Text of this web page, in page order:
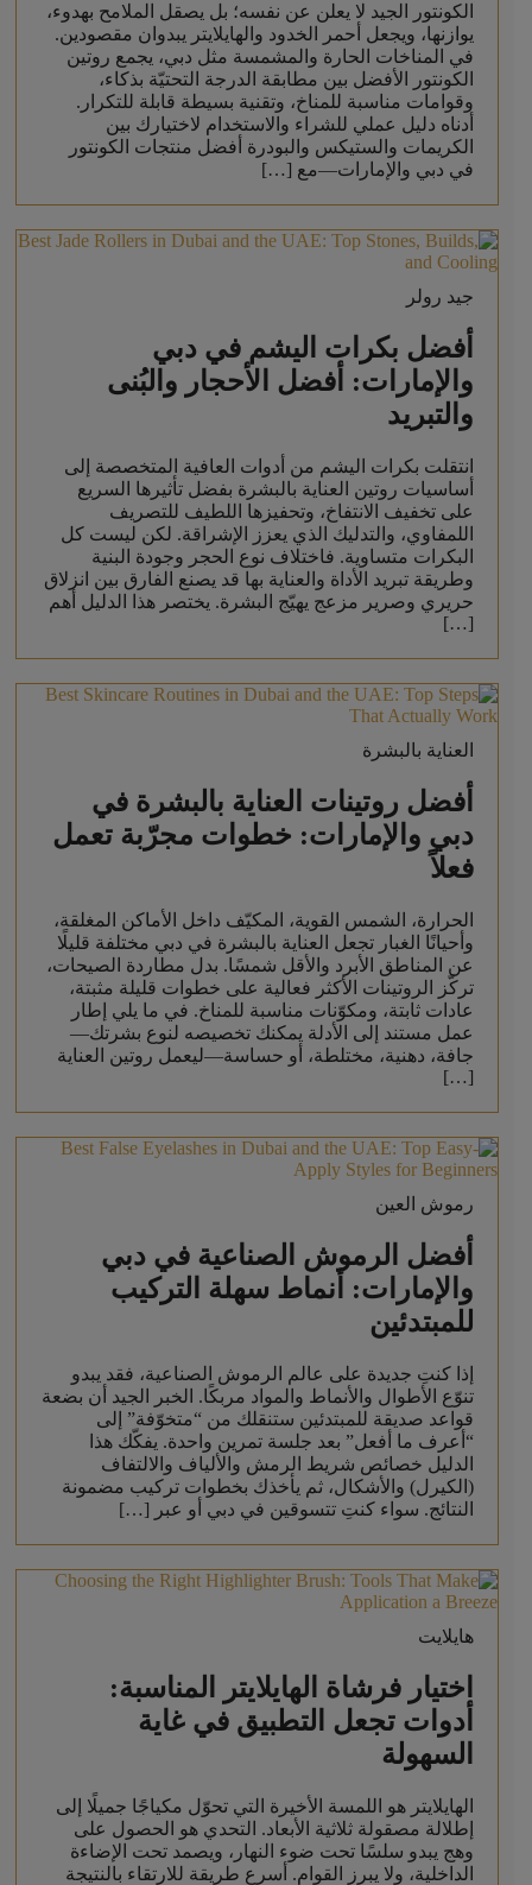
الكونتور الجيد لا يعلن عن نفسه؛ بل يصقل الملامح بهدوء،
يوازنها، ويجعل أحمر الخدود والهايلايتر يبدوان مقصودين.
في المناخات الحارة والمشمسة مثل دبي، يجمع روتين
الكونتور الأفضل بين مطابقة الدرجة التحتيّة بذكاء،
وقوامات مناسبة للمناخ، وتقنية بسيطة قابلة للتكرار.
أدناه دليل عملي للشراء والاستخدام لاختيارك بين
الكريمات والستيكس والبودرة أفضل منتجات الكونتور
في دبي والإمارات—مع […]
جيد رولر
أفضل بكرات اليشم في دبي
والإمارات: أفضل الأحجار والبُنى
والتبريد
انتقلت بكرات اليشم من أدوات العافية المتخصصة إلى
أساسيات روتين العناية بالبشرة بفضل تأثيرها السريع
على تخفيف الانتفاخ، وتحفيزها اللطيف للتصريف
اللمفاوي، والتدليك الذي يعزز الإشراقة. لكن ليست كل
البكرات متساوية. فاختلاف نوع الحجر وجودة البنية
وطريقة تبريد الأداة والعناية بها قد يصنع الفارق بين انزلاق
حريري وصرير مزعج يهيّج البشرة. يختصر هذا الدليل أهم
[…]
العناية بالبشرة
أفضل روتينات العناية بالبشرة في
دبي والإمارات: خطوات مجرّبة تعمل
فعلاً
الحرارة، الشمس القوية، المكيّف داخل الأماكن المغلقة،
وأحيانًا الغبار تجعل العناية بالبشرة في دبي مختلفة قليلًا
عن المناطق الأبرد والأقل شمسًا. بدل مطاردة الصيحات،
تركّز الروتينات الأكثر فعالية على خطوات قليلة مثبتة،
عادات ثابتة، ومكوّنات مناسبة للمناخ. في ما يلي إطار
عمل مستند إلى الأدلة يمكنك تخصيصه لنوع بشرتك—
جافة، دهنية، مختلطة، أو حساسة—ليعمل روتين العناية
[…]
رموش العين
أفضل الرموش الصناعية في دبي
والإمارات: أنماط سهلة التركيب
للمبتدئين
إذا كنتِ جديدة على عالم الرموش الصناعية، فقد يبدو
تنوّع الأطوال والأنماط والمواد مربكًا. الخبر الجيد أن بضعة
قواعد صديقة للمبتدئين ستنقلك من “متخوّفة” إلى
“أعرف ما أفعل” بعد جلسة تمرين واحدة. يفكّك هذا
الدليل خصائص شريط الرمش والألياف والالتفاف
(الكيرل) والأشكال، ثم يأخذك بخطوات تركيب مضمونة
النتائج. سواء كنتِ تتسوقين في دبي أو عبر […]
هايلايت
اختيار فرشاة الهايلايتر المناسبة:
أدوات تجعل التطبيق في غاية
السهولة
الهايلايتر هو اللمسة الأخيرة التي تحوّل مكياجًا جميلًا إلى
إطلالة مصقولة ثلاثية الأبعاد. التحدي هو الحصول على
وهج يبدو سلسًا تحت ضوء النهار، ويصمد تحت الإضاءة
الداخلية، ولا يبرز القوام. أسرع طريقة للارتقاء بالنتيجة